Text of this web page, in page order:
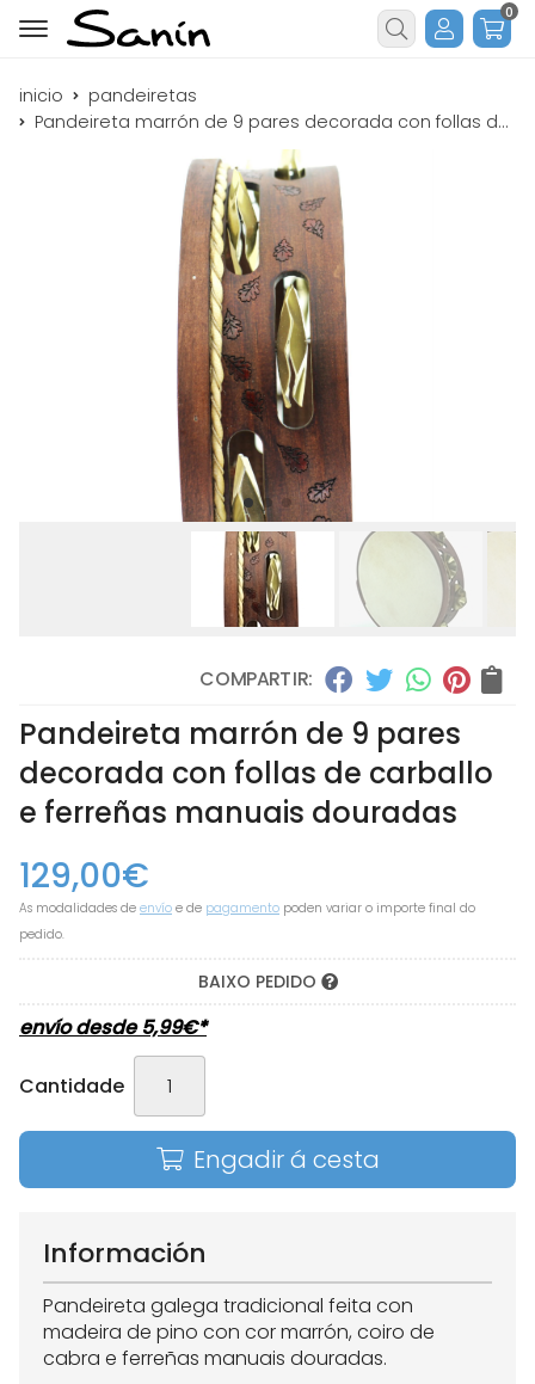
Buscar
0
inicio
pandeiretas
Pandeireta marrón de 9 pares decorada con follas de carballo e ferreñas manuais douradas
COMPARTIR:
Pandeireta marrón de 9 pares
decorada con follas de carballo
e ferreñas manuais douradas
129,00€
As modalidades de envío e de pagamento poden variar o importe final do
pedido.
BAIXO PEDIDO
envío desde5,99€*
Cantidade
Engadir á cesta
Información
Pandeireta galega tradicional feita con
madeira de pino con cor marrón, coiro de
cabra e ferreñas manuais douradas.